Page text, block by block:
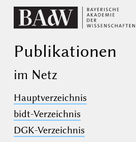
Publikationen
im Netz
Hauptverzeichnis
bidt-Verzeichnis
DGK-Verzeichnis